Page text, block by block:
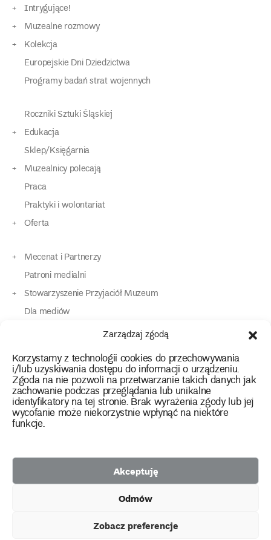
Zarządzaj zgodą
Korzystamy z technologii cookies do przechowywania
i/lub uzyskiwania dostępu do informacji o urządzeniu.
Zgoda na nie pozwoli na przetwarzanie takich danych jak
zachowanie podczas przeglądania lub unikalne
identyfikatory na tej stronie. Brak wyrażenia zgody lub jej
wycofanie może niekorzystnie wpłynąć na niektóre
funkcje.
Akceptuję
Odmów
Zobacz preferencje
Intrygujące!
Muzealne rozmowy
Kolekcja
Europejskie Dni Dziedzictwa
Programy badań strat wojennych
Roczniki Sztuki Śląskiej
Edukacja
Sklep/Księgarnia
Muzealnicy polecają
Praca
Praktyki i wolontariat
Oferta
Mecenat i Partnerzy
Patroni medialni
Stowarzyszenie Przyjaciół Muzeum
Dla mediów
Dla osób o specjalnych potrzebach
Kontakt
instagram
twitterfacebookyoutube
tiktok
2026 Copyright by Muzeum Narodowe we Wrocławiu
Polityka prywatności
Etnograficznego
Facebook
Racławickiej
facebook
Przyjaciół